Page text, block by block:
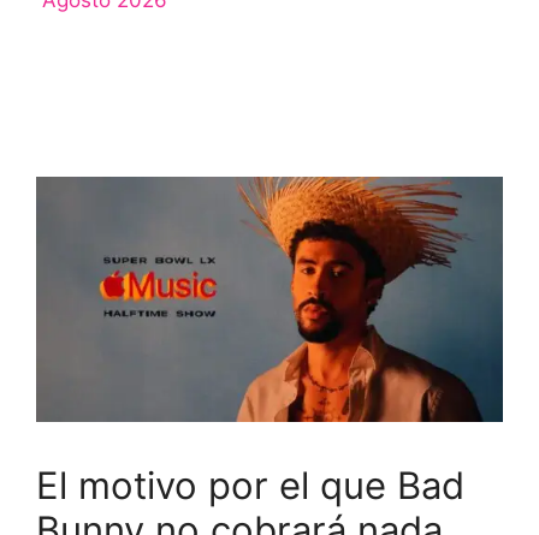
El motivo por el que Bad